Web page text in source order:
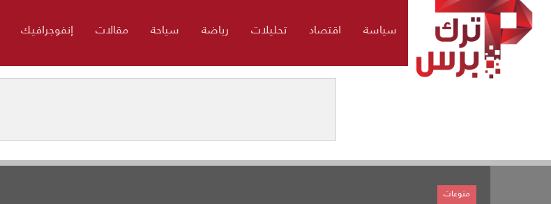
سياسة اقتصاد تحليلات رياضة سياحة مقالات إنفوجرافيك
منوعات